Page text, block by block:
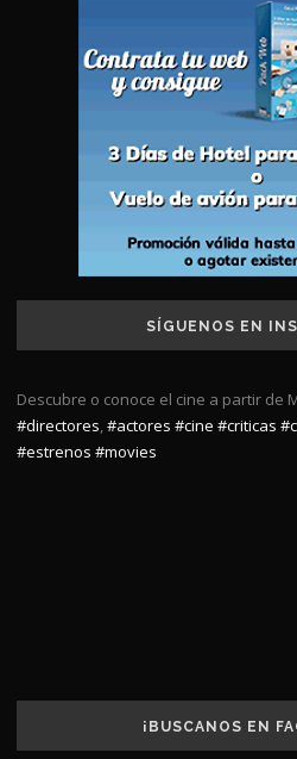
SÍGUENOS EN
Descubre o conoce el cine a partir de
#directores,#actores #cine #criticas
#estrenos #movies
¡BUSCANOS EN